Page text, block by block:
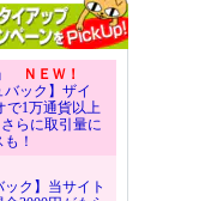
ＮＥＷ！
バック】ザイ
で1万通貨以上
らに取引量に
！
ック】当サイト